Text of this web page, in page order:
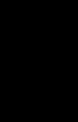
de su estancia